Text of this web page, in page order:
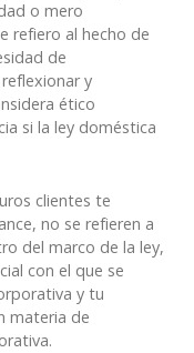
o mero
refiero al hecho de
de
y
ético
si la ley doméstica
clientes te
no se refieren a
del marco de la ley,
con el que se
y tu
materia de